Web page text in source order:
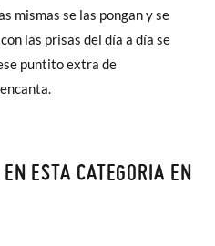
mismas se las pongan y se
las prisas del día a día se
puntito extra de
ESTA CATEGORIA EN